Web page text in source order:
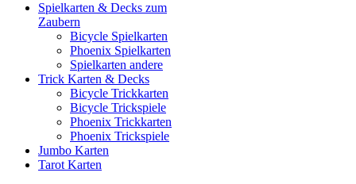
Spielkarten & Decks zum
Zaubern
Bicycle Spielkarten
Phoenix Spielkarten
Spielkarten andere
Trick Karten & Decks
Bicycle Trickkarten
Bicycle Trickspiele
Phoenix Trickkarten
Phoenix Trickspiele
Jumbo Karten
Tarot Karten